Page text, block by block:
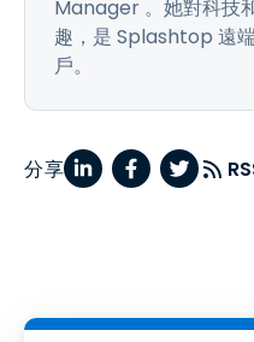
Manager 。她對科技
趣，是 Splashtop 遠
戶。
分享